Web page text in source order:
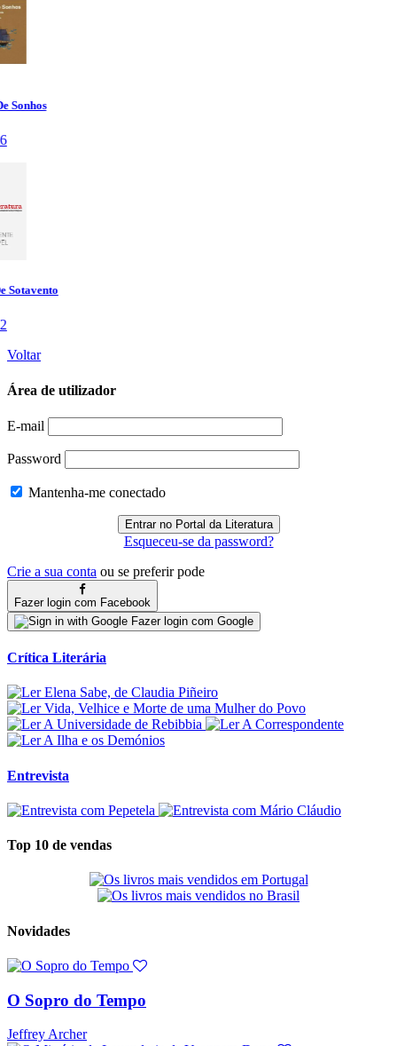
Voltar
Área de utilizador
E-mail
Password
Mantenha-me conectado
Esqueceu-se da password?
Crie a sua conta ou se preferir pode
Fazer login com Facebook
Fazer login com Google
Crítica Literária
Entrevista
Top 10 de vendas
Novidades
O Sopro do Tempo
Jeffrey Archer